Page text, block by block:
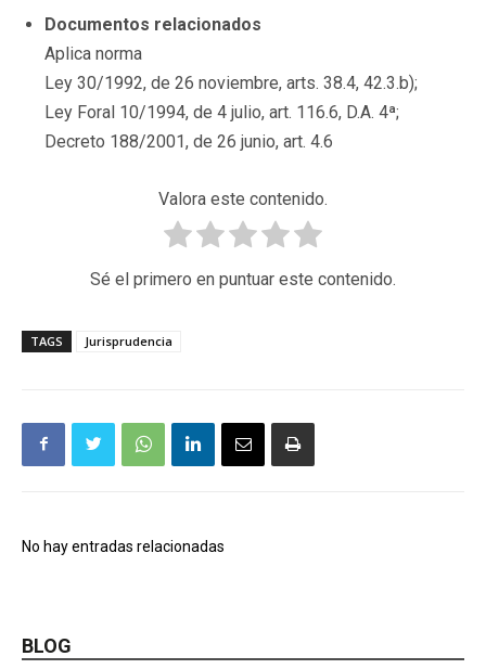
Documentos relacionados
Aplica norma
Ley 30/1992, de 26 noviembre, arts. 38.4, 42.3.b);
Ley Foral 10/1994, de 4 julio, art. 116.6, D.A. 4ª;
Decreto 188/2001, de 26 junio, art. 4.6
Valora este contenido.
Sé el primero en puntuar este contenido.
TAGS Jurisprudencia
No hay entradas relacionadas
BLOG